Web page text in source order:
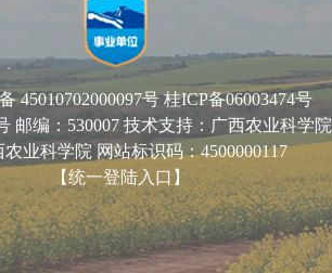
45010702000097号 桂ICP备06003474号
编：530007 技术支持：广西农业科学院
业科学院 网站标识码：4500000117
【统一登陆入口】